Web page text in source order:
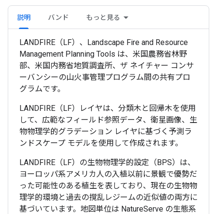
説明 バンド もっと見る
LANDFIRE（LF）、Landscape Fire and Resource
Management Planning Tools は、米国農務省林野
部、米国内務省地質調査所、ザ ネイチャー コンサ
ーバンシーの山火事管理プログラム間の共有プロ
グラムです。
LANDFIRE（LF）レイヤは、分類木と回帰木を使用
して、広範なフィールド参照データ、衛星画像、生
物物理学的グラデーション レイヤに基づく予測ラ
ンドスケープ モデルを使用して作成されます。
LANDFIRE（LF）の生物物理学的設定（BPS）は、
ヨーロッパ系アメリカ人の入植以前に景観で優勢だ
った可能性のある植生を表しており、現在の生物物
理学的環境と過去の撹乱レジームの近似値の両方に
基づいています。地図単位は NatureServe の生態系